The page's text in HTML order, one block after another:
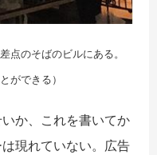
点のそばのビルにある。
ができる）
か、これを書いてか
現れていない。広告